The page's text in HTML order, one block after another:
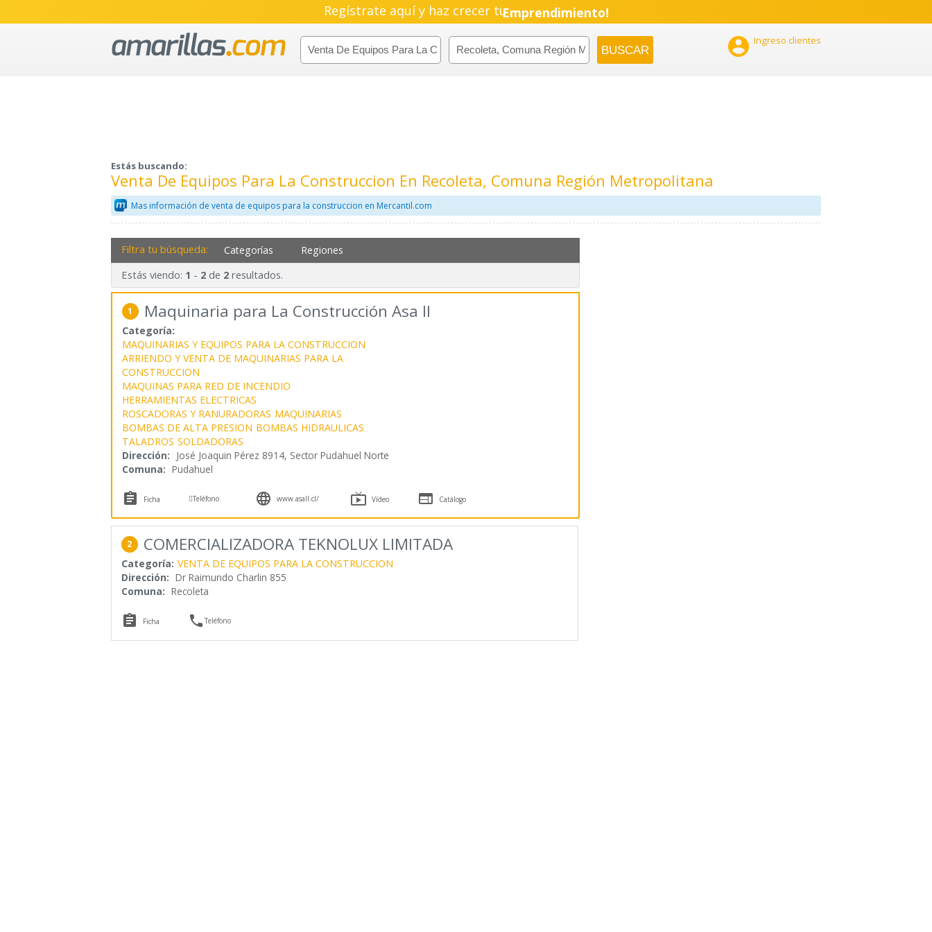
Regístrate aquí y haz crecer tuEmprendimiento!
 Ingreso clientes
Estás buscando:
Venta De Equipos Para La Construccion En Recoleta, Comuna Región Metropolitana
Mas información de venta de equipos para la construccion en Mercantil.com
Filtra tu búsqueda: Categorías Regiones
Estás viendo: 1 - 2de 2resultados.
1 Maquinaria para La Construcción Asa II
Categoría:
MAQUINARIAS Y EQUIPOS PARA LA CONSTRUCCION
ARRIENDO Y VENTA DE MAQUINARIAS PARA LA
CONSTRUCCION
MAQUINAS PARA RED DE INCENDIO
HERRAMIENTAS ELECTRICAS
ROSCADORAS Y RANURADORAS MAQUINARIAS
BOMBAS DE ALTA PRESION BOMBAS HIDRAULICAS
TALADROS SOLDADORAS
Dirección: José Joaquin Pérez 8914, Sector Pudahuel Norte
Comuna: Pudahuel
 Ficha Teléfono  www.asall.cl/  Vídeo  Catálogo
2 COMERCIALIZADORA TEKNOLUX LIMITADA
Categoría: VENTA DE EQUIPOS PARA LA CONSTRUCCION
Dirección: Dr Raimundo Charlin 855
Comuna: Recoleta
 Ficha Teléfono